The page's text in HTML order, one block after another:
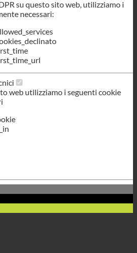
su questo sito web, utilizziamo i
necessari:
web utilizziamo i seguenti cookie